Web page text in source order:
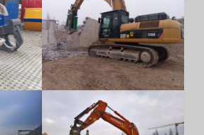
Show larger version